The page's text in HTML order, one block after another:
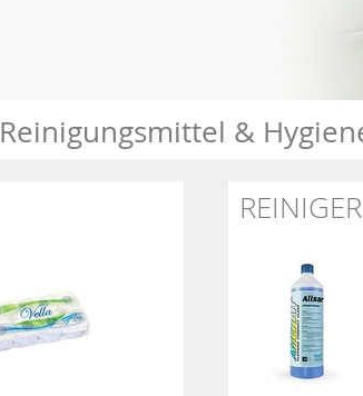
Reinigungsmittel &
REINIGER